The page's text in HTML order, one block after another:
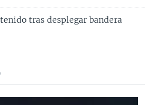
tras desplegar bandera